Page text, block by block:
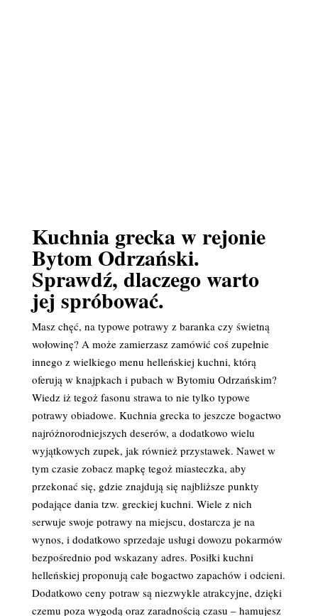
Kuchnia grecka w rejonie
Bytom Odrzański.
Sprawdź, dlaczego warto
jej spróbować.
Masz chęć, na typowe potrawy z baranka czy świetną
wołowinę? A może zamierzasz zamówić coś zupełnie
innego z wielkiego menu helleńskiej kuchni, którą
oferują w knajpkach i pubach w Bytomiu Odrzańskim?
Wiedz iż tegoż fasonu strawa to nie tylko typowe
potrawy obiadowe. Kuchnia grecka to jeszcze bogactwo
najróżnorodniejszych deserów, a dodatkowo wielu
wyjątkowych zupek, jak również przystawek. Nawet w
tym czasie zobacz mapkę tegoż miasteczka, aby
przekonać się, gdzie znajdują się najbliższe punkty
podające dania tzw. greckiej kuchni. Wiele z nich
serwuje swoje potrawy na miejscu, dostarcza je na
wynos, i dodatkowo sprzedaje usługi dowozu pokarmów
bezpośrednio pod wskazany adres. Posiłki kuchni
helleńskiej proponują całe bogactwo zapachów i odcieni.
Dodatkowo ceny potraw są niezwykle atrakcyjne, dzięki
czemu poza wygodą oraz zaradnością czasu – hamujesz